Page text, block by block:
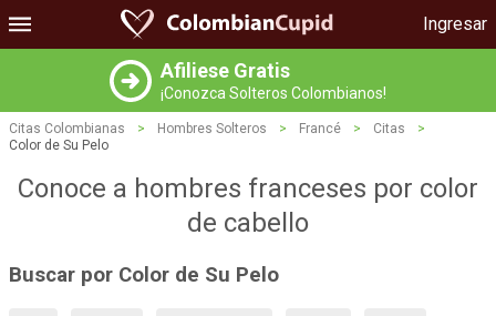
Ingresar
Afiliese Gratis
¡Conozca Solteros Colombianos!
Citas Colombianas > Hombres Solteros > Francé > Citas
>
Color de Su Pelo
Conoce a hombres franceses por color
de cabello
Buscar por Color de Su Pelo